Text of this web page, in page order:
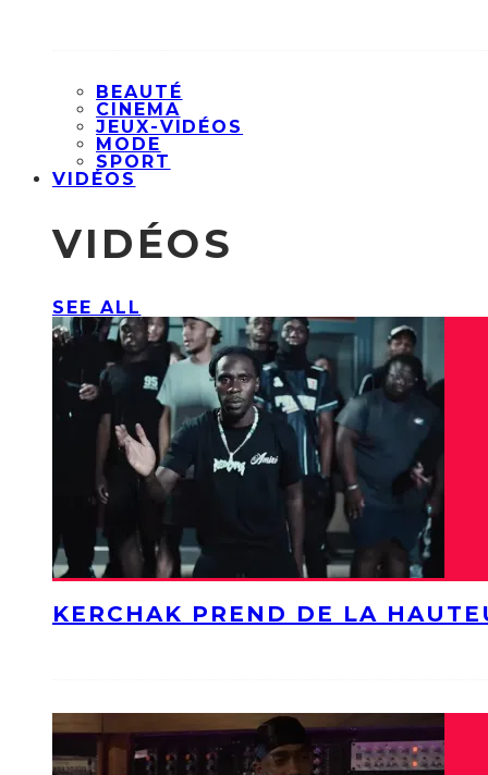
BEAUTÉ
CINEMA
JEUX-VIDÉOS
MODE
SPORT
VIDÉOS
VIDÉOS
SEE ALL
KERCHAK PREND DE LA